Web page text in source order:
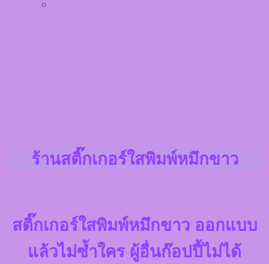
ร้านสติ๊กเกอร์ใสพิมพ์หมึกขาว
สติ๊กเกอร์ใสพิมพ์หมึกขาว ออกแบบ
แล้วไม่ซ้ำใคร ผู้อื่นก๊อปปี้ไม่ได้